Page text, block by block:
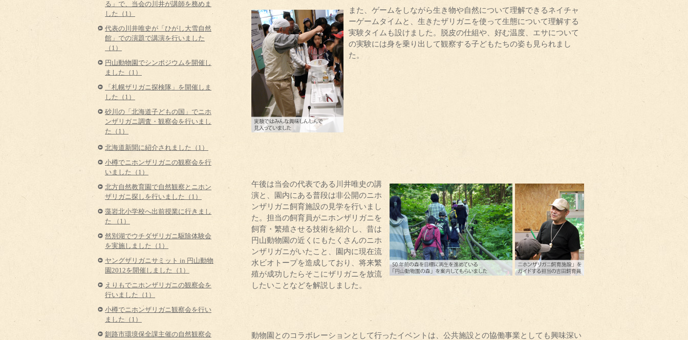
また、ゲームをしながら生き物や自然について理解できるネイチャ
ーゲームタイムと、生きたザリガニを使って生態について理解する
実験タイムも設けました。脱皮の仕組や、好む温度、エサについて
の実験には身を乗り出して観察する子どもたちの姿も見られまし
た。
午後は当会の代表である川井唯史の講
演と、園内にある普段は非公開のニホ
ンザリガニ飼育施設の見学を行いまし
た。担当の飼育員がニホンザリガニを
飼育・繁殖させる技術を紹介し、昔は
円山動物園の近くにもたくさんのニホ
ンザリガニがいたこと、園内に現在流
水ビオトープを造成しており、将来繁
殖が成功したらそこにザリガニを放流
したいことなどを解説しました。
動物園とのコラボレーションとして行ったイベントは、公共施設との協働事業としても興味深い
る」で、当会の川井が講師を務めま
した（1）
代表の川井唯史が「ひがし大雪自然
館」での演題で講演を行いました
（1）
円山動物園でシンポジウムを開催し
ました（1）
「札幌ザリガニ探検隊」を開催しま
した（1）
砂川の「北海道子どもの国」でニホ
ンザリガニ調査・観察会を行いまし
た（1）
北海道新聞に紹介されました（1）
小樽でニホンザリガニの観察会を行
いました（1）
北方自然教育園で自然観察とニホン
ザリガニ探しを行いました（1）
藻岩北小学校へ出前授業に行きまし
た （1）
然別湖でウチダザリガニ駆除体験会
を実施しました（1）
ヤングザリガニサミット in 円山動物
園2012を開催しました（1）
えりもでニホンザリガニの観察会を
行いました（1）
小樽でニホンザリガニ観察会を行い
ました（1）
釧路市環境保全課主催の自然観察会